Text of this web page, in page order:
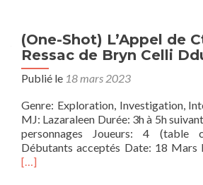
(One-Shot) L’Appel de
Ressac de Bryn Celli
Publié le 18 mars 2023
Genre: Exploration, Investigation,
MJ: Lazaraleen Durée: 3h à 5h
personnages Joueurs: 4 (table
Débutants acceptés Date: 18 Mars
[…]